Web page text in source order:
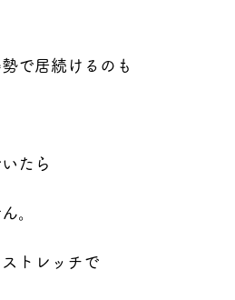
で居続けるのも
たら
。
トレッチで